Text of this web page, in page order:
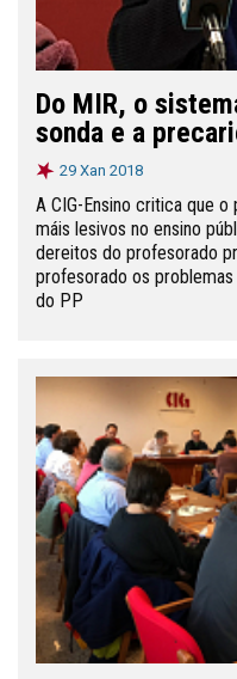
Do MIR, o
sonda e a
29 Xan 2018
A CIG-Ensino critica que
máis lesivos no ensino
dereitos do profesorado
profesorado os
do PP